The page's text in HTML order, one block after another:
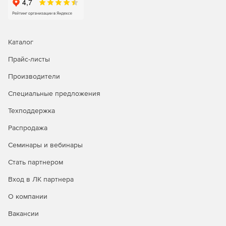
RSA SecurID и вы будет абсолютно в том, что доступ к
электронной почте, беспроводным сетям, системам
практически любым другим корпоративным
информационным ресурсам на платформах UNIX и
разрешено.
Защита инвестиций
ведущих поставщиков межсетевых экранов, серверов
со встроенной поддержкой аутентификации RSA SecurID.
программное обеспечение RSA Authentication Agent для
встраивания двухфакторной аутентификации в ведущие
высокий уровень совместимости с программными и
Каталог
Прайс-листы
Производители
Специальные предложения
Техподдержка
Распродажа
Семинары и вебинары
Стать партнером
Вход в ЛК партнера
О компании
Вакансии